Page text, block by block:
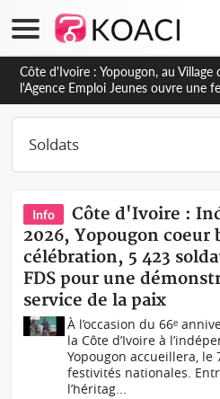
Côte d'Ivoire : CHU de Treichville,
contractuels obtiennent un accord
arriérés du SMIG 2023
Info
Côte d'Ivoire :
2026, Yopougon coeur
célébration, 5 423
FDS pour une
service de la paix
À l’occasion du 66ᵉ
la Côte d’Ivoire à
Yopougon accueillera, le
festivités nationales.
l’héritag...